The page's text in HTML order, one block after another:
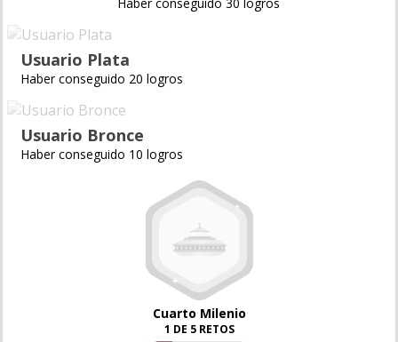
Usuario Plata
Haber conseguido 20 logros
Usuario Bronce
Haber conseguido 10 logros
Cuarto Milenio
1 DE 5 RETOS